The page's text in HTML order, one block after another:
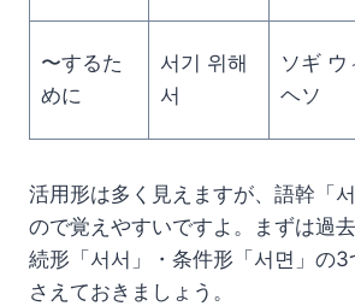
〜するた
めに
서기 위해
서
ソギ ウ
ヘソ
活用形は多く見えますが、語幹「
ので覚えやすいですよ。まずは過
続形「서서」・条件形「서면」の3
さえておきましょう。